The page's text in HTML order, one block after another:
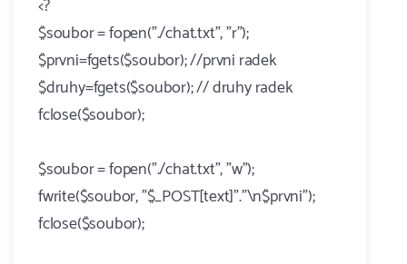
<?
$soubor = fopen("./chat.txt", "r");
$prvni=fgets($soubor); //prvni radek
$druhy=fgets($soubor); // druhy radek
fclose($soubor);
$soubor = fopen("./chat.txt", "w");
fwrite($soubor, "$_POST[text]"."\n$prvni");
fclose($soubor);